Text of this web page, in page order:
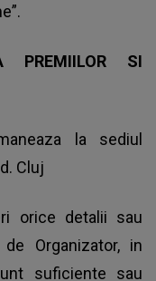
PREMIILOR SI
la sediul
Cluj
detalii sau
Organizator, in
suficiente sau